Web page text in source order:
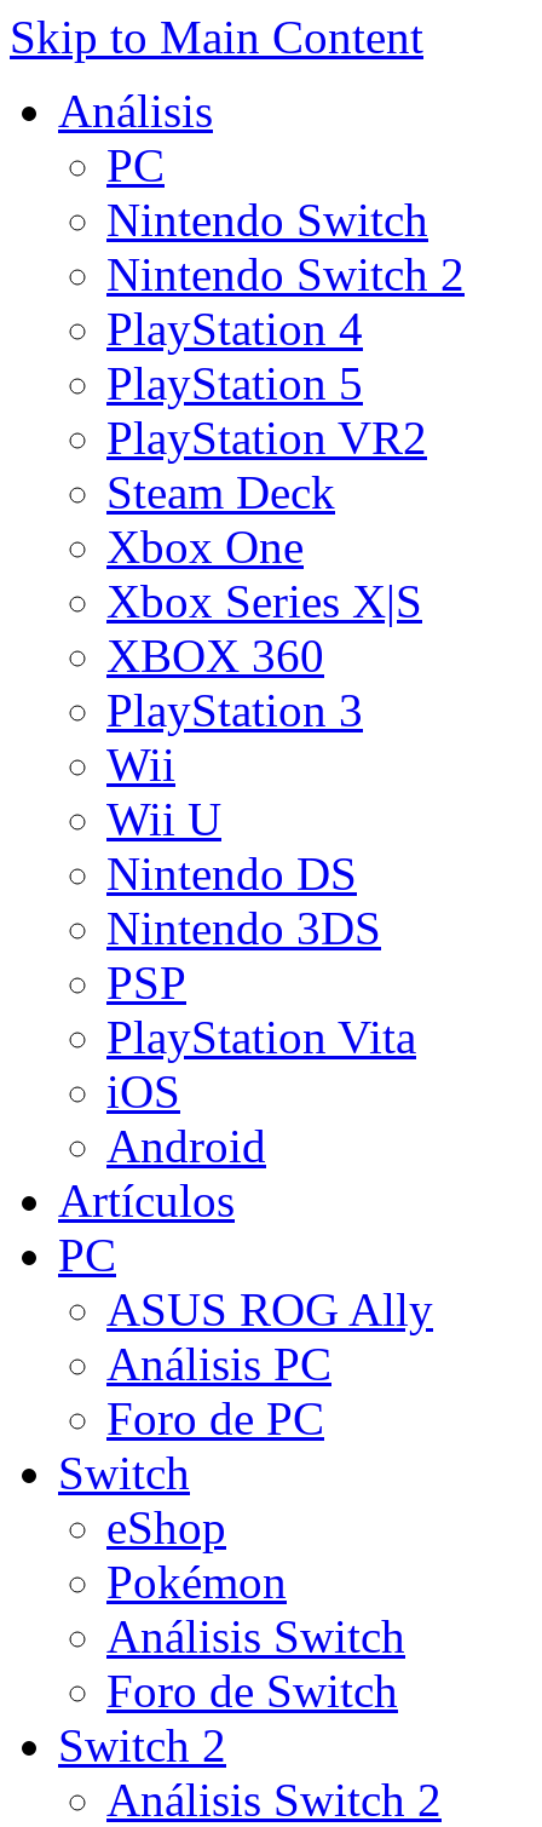
Skip to Main Content
Análisis
PC
Nintendo Switch
Nintendo Switch 2
PlayStation 4
PlayStation 5
PlayStation VR2
Steam Deck
Xbox One
Xbox Series X|S
XBOX 360
PlayStation 3
Wii
Wii U
Nintendo DS
Nintendo 3DS
PSP
PlayStation Vita
iOS
Android
Artículos
PC
ASUS ROG Ally
Análisis PC
Foro de PC
Switch
eShop
Pokémon
Análisis Switch
Foro de Switch
Switch 2
Análisis Switch 2